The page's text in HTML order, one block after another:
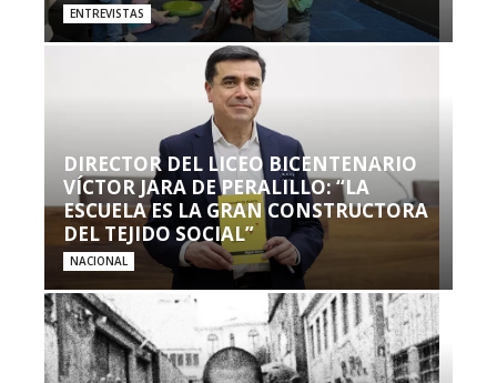
ENTREVISTAS
DIRECTOR DEL LICEO BICENTENARIO
VÍCTOR JARA DE PERALILLO: “LA
ESCUELA ES LA GRAN CONSTRUCTORA
DEL TEJIDO SOCIAL”
NACIONAL